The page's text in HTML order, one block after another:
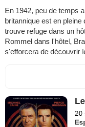
En 1942, peu de temps
britannique est en
trouve refuge dans un
Rommel dans l'hôtel,
s'efforcera de découvrir
20